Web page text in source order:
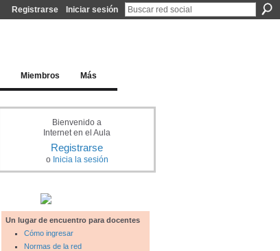
Registrarse Iniciar sesión
Miembros Más
Bienvenido a
Internet en el Aula
Registrarse
o Inicia la sesión
Un lugar de encuentro para docentes
Cómo ingresar
Normas de la red